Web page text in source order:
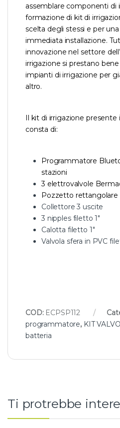
assemblare componenti di
formazione di kit di
scelta degli stessi e per
immediata installazione.
innovazione nel settore
irrigazione si prestano
impianti di irrigazione per
altro.
Il kit di irrigazione presente
consta di:
Programmatore
stazioni
3 elettrovalvole
Pozzetto rettangolare
Collettore 3 uscite
3 nipples filetto 1″
Calotta filetto 1″
Valvola sfera in PVC
COD: ECPSP112
programmatore, KIT
batteria
Ti protrebbe